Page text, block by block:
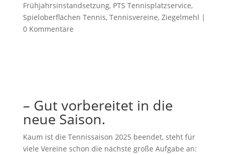
Frühjahrsinstandsetzung, PTS Tennisplatzservice,
Spieloberflächen Tennis, Tennisvereine, Ziegelmehl |
0 Kommentare
– Gut vorbereitet in die
neue Saison.
Kaum ist die Tennissaison 2025 beendet, steht für
viele Vereine schon die nächste große Aufgabe an: